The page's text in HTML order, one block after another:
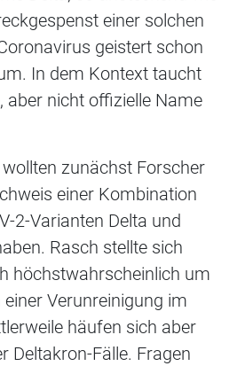
einer solchen
geistert schon
In dem Kontext taucht
aber nicht offizielle Name
zunächst Forscher
einer Kombination
2-Varianten Delta und
Rasch stellte sich
höchstwahrscheinlich um
Verunreinigung im
häufen sich aber
Deltakron-Fälle. Fragen